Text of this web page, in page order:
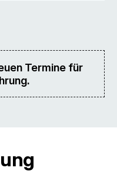
Termine für